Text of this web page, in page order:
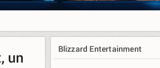
un
Blizzard Entertainment